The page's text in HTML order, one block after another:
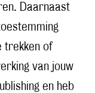
Daarnaast
trekken of
van jouw
en heb